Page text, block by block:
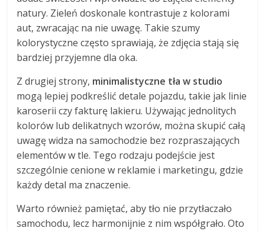
natury. Zieleń doskonale kontrastuje z kolorami
aut, zwracając na nie uwagę. Takie szumy
kolorystyczne często sprawiają, że zdjęcia stają się
bardziej przyjemne dla oka.
Z drugiej strony, minimalistyczne tła w studio
mogą lepiej podkreślić detale pojazdu, takie jak linie
karoserii czy fakturę lakieru. Używając jednolitych
kolorów lub delikatnych wzorów, można skupić całą
uwagę widza na samochodzie bez rozpraszających
elementów w tle. Tego rodzaju podejście jest
szczególnie cenione w reklamie i marketingu, gdzie
każdy detal ma znaczenie.
Warto również pamiętać, aby tło nie przytłaczało
samochodu, lecz harmonijnie z nim współgrało. Oto